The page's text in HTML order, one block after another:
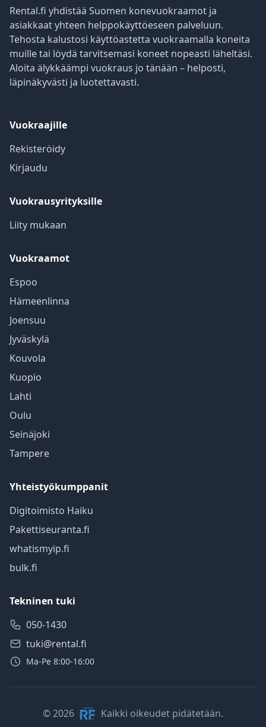
Rental.fi yhdistää Suomen konevuokraamot ja
asiakkaat yhteen helppokäyttöeseen palveluun.
Tehosta kalustosi käyttöastetta vuokraamalla koneita
muille tai löydä tarvitsemasi koneet nopeasti läheltäsi.
Aloita älykkäämpi vuokraus jo tänään – helposti,
läpinäkyvästi ja luotettavasti.
Vuokraajille
Rekisteröidy
Kirjaudu
Vuokrausyrityksille
Liity mukaan
Vuokraamot
Espoo
Hämeenlinna
Joensuu
Jyväskylä
Kouvola
Kuopio
Lahti
Oulu
Seinäjoki
Tampere
Yhteistyökumppanit
Digitoimisto Haiku
Pakettiseuranta.fi
whatismyip.fi
bulk.fi
Tekninen tuki
050-1430
tuki@rental.fi
Ma-Pe 8:00-16:00
© 2026 Kaikki oikeudet pidätetään.